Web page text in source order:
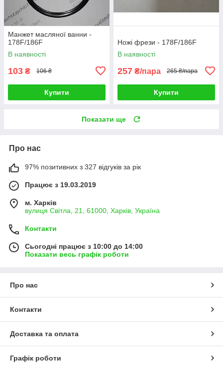
Манжет масляної ванни -
178F/186F
В наявності
103 ₴ 106 ₴
Купити
Ножі фрези - 178F/186F
В наявності
257 ₴/пара 265 ₴/пара
Купити
Показати ще
Про нас
97% позитивних з 327 відгуків за рік
Працює з 19.03.2019
м. Харків
вулиця Світла, 21, 61000, Харків, Україна
Контакти
Сьогодні працює з 10:00 до 14:00
Показати весь графік роботи
Про нас
Контакти
Доставка та оплата
Графік роботи